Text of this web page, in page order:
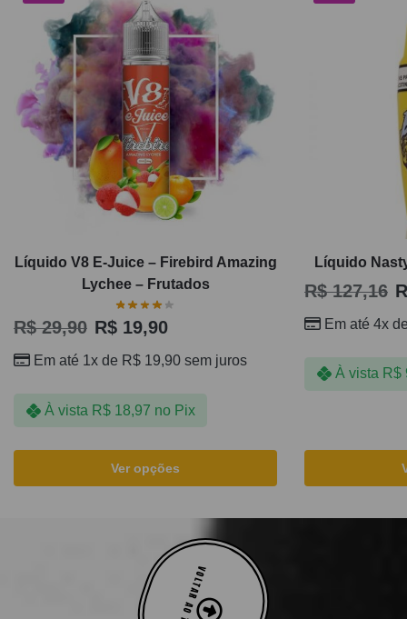
Líquido V8 E-Juice – Firebird Amazing
Lychee – Frutados
R$29,90 R$ 19,90
Em até 1x de R$ 19,90 sem juros
À vista R$18,97 no Pix
Ver opções
Líquido
R$127,16
Em até 4x
À vista R$
VOLTAR AO TOPO